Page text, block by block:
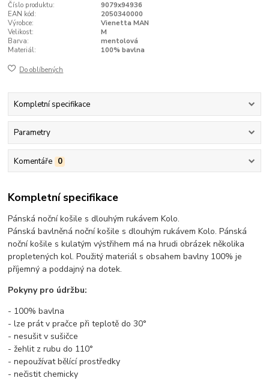
Číslo produktu:
9079x94936
EAN kód:
2050340000
Výrobce:
Vienetta MAN
Velikost:
M
Barva:
mentolová
Materiál:
100% bavlna
Do oblíbených
Kompletní specifikace
Parametry
Komentáře 0
Kompletní specifikace
Pánská noční košile s dlouhým rukávem Kolo.
Pánská bavlněná noční košile s dlouhým rukávem Kolo. Pánská
noční košile s kulatým výstřihem má na hrudi obrázek několika
propletených kol. Použitý materiál s obsahem bavlny 100% je
příjemný a poddajný na dotek.
Pokyny pro údržbu:
- 100% bavlna
- lze prát v pračce při teplotě do 30°
- nesušit v sušičce
- žehlit z rubu do 110°
- nepoužívat bělící prostředky
- nečistit chemicky